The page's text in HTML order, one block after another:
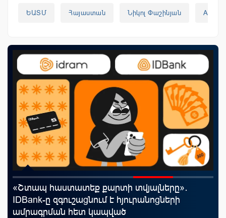
ԵԱՏՄ Հայաստան Նիկոլ Փաշինյան AMP
«Շտապ հաստատեք քարտի տվյալները»․
IDBank-ը զգուշացնում է հյուրանոցների
ամրագրման հետ կապված